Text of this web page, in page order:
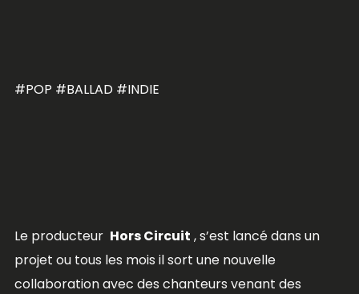
#POP #BALLAD #INDIE
Le producteur Hors Circuit , s’est lancé dans un
projet ou tous les mois il sort une nouvelle
collaboration avec des chanteurs venant des